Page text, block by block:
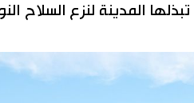
المدينة لنزع السلاح